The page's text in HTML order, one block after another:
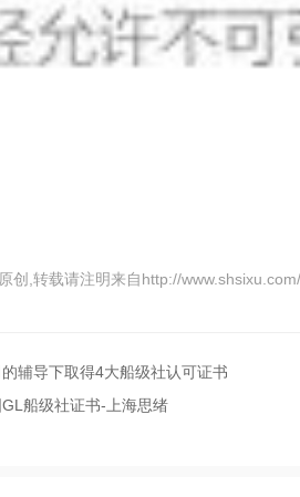
创,转载请注明来自http://
辅导下取得4大船级社认可证书
船级社证书-上海思绪